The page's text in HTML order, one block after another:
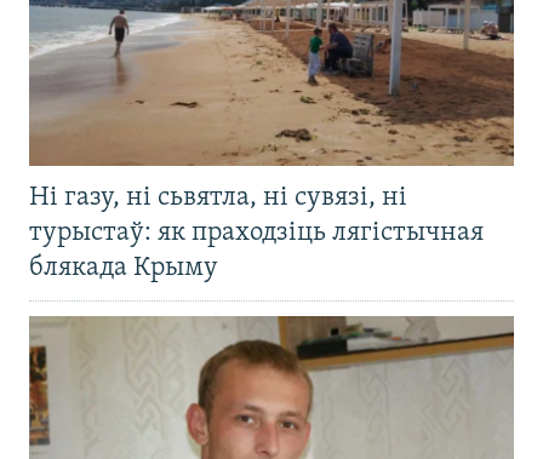
Ні газу, ні сьвятла, ні сувязі, ні
турыстаў: як праходзіць лягістычная
блякада Крыму